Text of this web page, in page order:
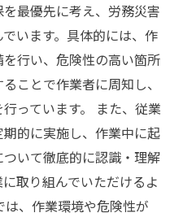
最優先に考え、労務災害
います。具体的には、作
行い、危険性の高い箇所
ことで作業者に周知し、
っています。 また、従業
的に実施し、作業中に起
いて徹底的に認識・理解
取り組んでいただけるよ
は、作業環境や危険性が